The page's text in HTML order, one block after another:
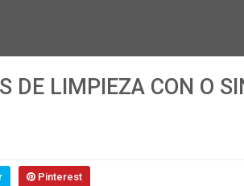
DE LIMPIEZA CON O
Pinterest